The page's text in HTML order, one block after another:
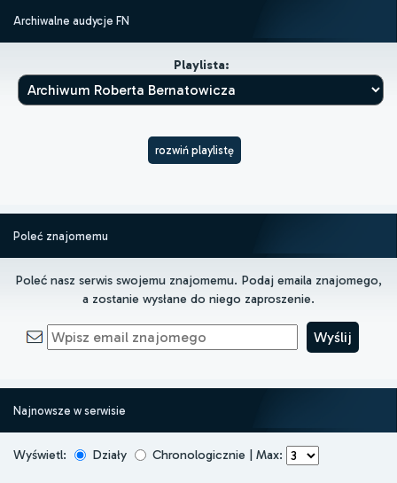
Archiwalne audycje FN
Playlista:
rozwiń playlistę
Poleć znajomemu
Poleć nasz serwis swojemu znajomemu. Podaj emaila znajomego,
a zostanie wysłane do niego zaproszenie.
Najnowsze w serwisie
Wyświetl: Działy Chronologicznie | Max: